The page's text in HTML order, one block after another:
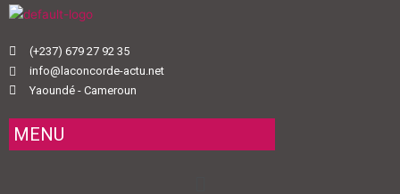
(+237) 679 27 92 35
info@laconcorde-actu.net
Yaoundé - Cameroun
MENU